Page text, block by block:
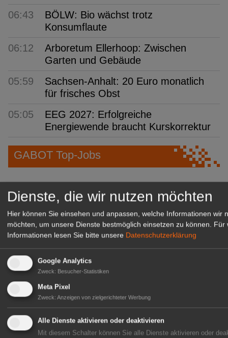
06:43
BÖLW: Bio wächst trotz
Konsumflaute
06:12
Arboretum Ellerhoop: Zwischen
Garten und Gebäude
05:59
Sachsen-Anhalt: 20 Euro monatlich
für frisches Obst
05:05
EEG 2027: Erfolgreiche
Energiewende braucht Kurskorrektur
GABOT Top-Jobs
Kientzler Jungpflanzen GmbH
& Co KG
(Geselle/Meister/Techniker)
(m/w/d)
Dienste, die wir nutzen möchten
Hier können Sie einsehen und anpassen, welche Informationen wir
möchten, um unsere Dienste bestmöglich einsetzen zu können. Für
Informationen lesen Sie bitte unsere Datenschutzerklärung
Google Analytics
Zweck: Besucher-Statistiken
Meta Pixel
Zweck: Anzeigen von zielgerichteter Werbung
Alle Dienste aktivieren oder deaktivieren
Mit diesem Schalter können Sie alle Dienste aktivieren oder